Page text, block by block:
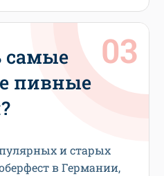
самые
пивные
и старых
в Германии,